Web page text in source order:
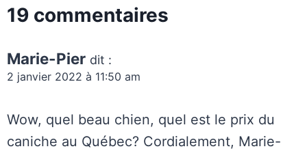
19 commentaires
Marie-Pier dit :
2 janvier 2022 à 11:50 am
Wow, quel beau chien, quel est le prix du
caniche au Québec? Cordialement, Marie-